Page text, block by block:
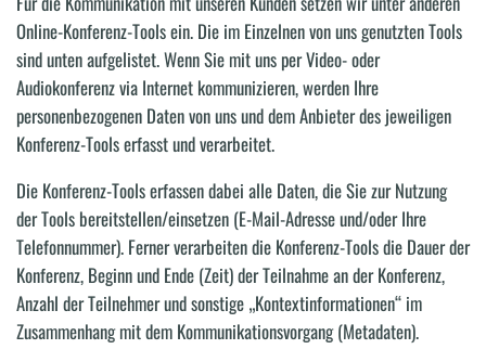
Online-Konferenz-Tools ein. Die im Einzelnen von uns genutzten Tools
sind unten aufgelistet. Wenn Sie mit uns per Video- oder
Audiokonferenz via Internet kommunizieren, werden Ihre
personenbezogenen Daten von uns und dem Anbieter des jeweiligen
Konferenz-Tools erfasst und verarbeitet.
Die Konferenz-Tools erfassen dabei alle Daten, die Sie zur Nutzung
der Tools bereitstellen/einsetzen (E-Mail-Adresse und/oder Ihre
Telefonnummer). Ferner verarbeiten die Konferenz-Tools die Dauer der
Konferenz, Beginn und Ende (Zeit) der Teilnahme an der Konferenz,
Anzahl der Teilnehmer und sonstige „Kontextinformationen“ im
Zusammenhang mit dem Kommunikationsvorgang (Metadaten).